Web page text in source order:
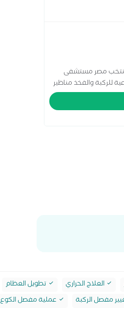
منتخب مصر مستشفى
للركبة والفخذ مناظير
الغضروفى الحقن
العلاج الحراري تطويل العظام
مفصل الركبة عملية مفصل الكوع